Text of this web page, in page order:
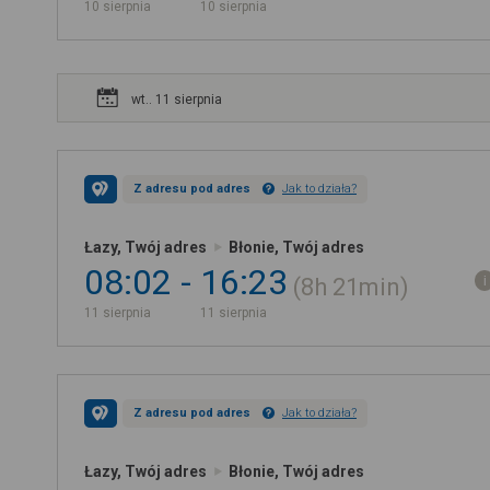
10 sierpnia 10 sierpnia
wt.. 11 sierpnia
Z adresu pod adres Jak to działa?
Łazy, Twój adres Błonie, Twój adres
08:02
11 sierpnia
16:23
11 sierpnia
8h 21min
Z adresu pod adres Jak to działa?
Łazy, Twój adres Błonie, Twój adres